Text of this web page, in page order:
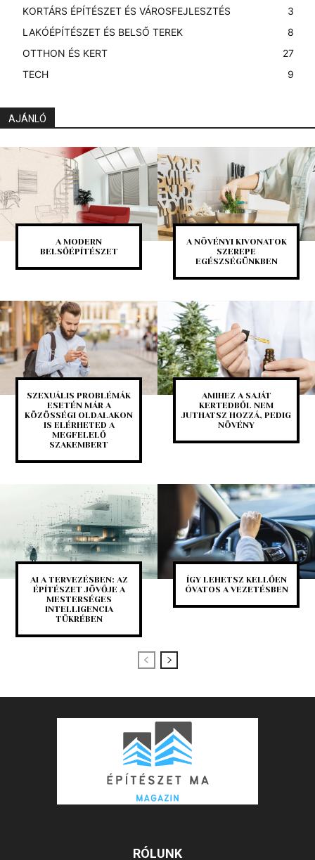
KORTÁRS ÉPÍTÉSZET ÉS VÁROSFEJLESZTÉS
3
LAKÓÉPÍTÉSZET ÉS BELSŐ TEREK
8
OTTHON ÉS KERT
27
TECH
9
AJÁNLÓ
A MODERN
BELSŐÉPÍTÉSZET
A NÖVÉNYI KIVONATOK
SZEREPE
EGÉSZSÉGÜNKBEN
SZEXUÁLIS PROBLÉMÁK
ESETÉN MÁR A
KÖZÖSSÉGI OLDALAKON
IS ELÉRHETED A
MEGFELELŐ
SZAKEMBERT
AMIHEZ A SAJÁT
KERTEDBŐL NEM
JUTHATSZ HOZZÁ, PEDIG
NÖVÉNY
AI A TERVEZÉSBEN: AZ
ÉPÍTÉSZET JÖVŐJE A
MESTERSÉGES
INTELLIGENCIA
TÜKRÉBEN
ÍGY LEHETSZ KELLŐEN
ÓVATOS A VEZETÉSBEN
RÓLUNK